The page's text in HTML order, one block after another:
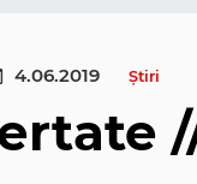
4.06.2019 Știri